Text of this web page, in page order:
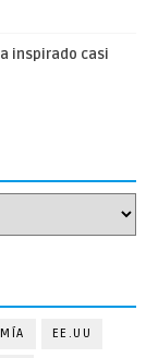
inspirado casi
EE.UU